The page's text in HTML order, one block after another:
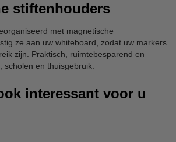
stiftenhouders
met magnetische
ze aan uw whiteboard, zodat uw markers
zijn. Praktisch, ruimtebesparend en
scholen en thuisgebruik.
interessant voor u